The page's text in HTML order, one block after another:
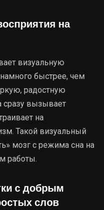
на
визуальную
быстрее, чем
радостную
сразу вызывает
на
Такой визуальный
мозг с режима сна на
работы.
с добрым
слов